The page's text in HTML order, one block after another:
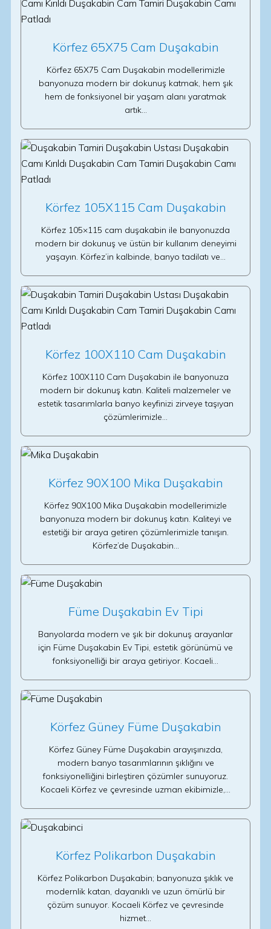
Körfez 65X75 Cam Duşakabin
Körfez 65X75 Cam Duşakabin modellerimizle
banyonuza modern bir dokunuş katmak, hem şık
hem de fonksiyonel bir yaşam alanı yaratmak
artık…
Körfez 105X115 Cam Duşakabin
Körfez 105×115 cam duşakabin ile banyonuzda
modern bir dokunuş ve üstün bir kullanım deneyimi
yaşayın. Körfez’in kalbinde, banyo tadilatı ve…
Körfez 100X110 Cam Duşakabin
Körfez 100X110 Cam Duşakabin ile banyonuza
modern bir dokunuş katın. Kaliteli malzemeler ve
estetik tasarımlarla banyo keyfinizi zirveye taşıyan
çözümlerimizle…
Körfez 90X100 Mika Duşakabin
Körfez 90X100 Mika Duşakabin modellerimizle
banyonuza modern bir dokunuş katın. Kaliteyi ve
estetiği bir araya getiren çözümlerimizle tanışın.
Körfez’de Duşakabin…
Füme Duşakabin Ev Tipi
Banyolarda modern ve şık bir dokunuş arayanlar
için Füme Duşakabin Ev Tipi, estetik görünümü ve
fonksiyonelliği bir araya getiriyor. Kocaeli…
Körfez Güney Füme Duşakabin
Körfez Güney Füme Duşakabin arayışınızda,
modern banyo tasarımlarının şıklığını ve
fonksiyonelliğini birleştiren çözümler sunuyoruz.
Kocaeli Körfez ve çevresinde uzman ekibimizle,…
Körfez Polikarbon Duşakabin
Körfez Polikarbon Duşakabin; banyonuza şıklık ve
modernlik katan, dayanıklı ve uzun ömürlü bir
çözüm sunuyor. Kocaeli Körfez ve çevresinde
hizmet…